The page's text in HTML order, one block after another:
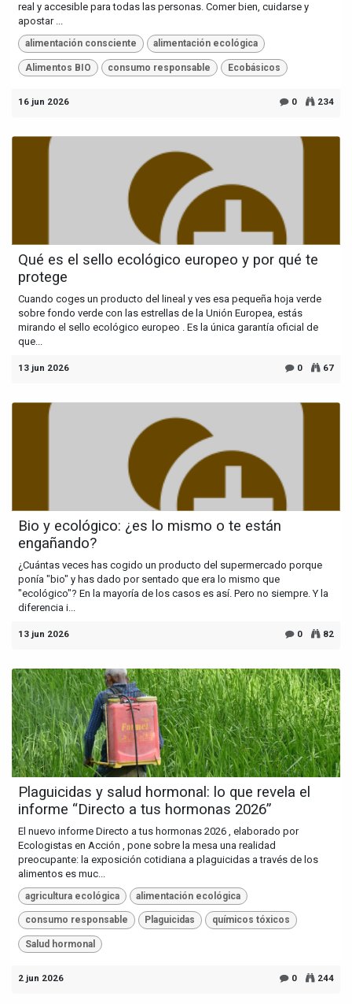
real y accesible para todas las personas. Comer bien, cuidarse y
apostar ...
alimentación consciente alimentación ecológica
Alimentos BIO consumo responsable Ecobásicos
16 jun 2026 0 234
Qué es el sello ecológico europeo y por qué te
protege
Cuando coges un producto del lineal y ves esa pequeña hoja verde
sobre fondo verde con las estrellas de la Unión Europea, estás
mirando el sello ecológico europeo . Es la única garantía oficial de
que...
13 jun 2026 0 67
Bio y ecológico: ¿es lo mismo o te están
engañando?
¿Cuántas veces has cogido un producto del supermercado porque
ponía "bio" y has dado por sentado que era lo mismo que
"ecológico"? En la mayoría de los casos es así. Pero no siempre. Y la
diferencia i...
13 jun 2026 0 82
Plaguicidas y salud hormonal: lo que revela el
informe “Directo a tus hormonas 2026”
El nuevo informe Directo a tus hormonas 2026 , elaborado por
Ecologistas en Acción , pone sobre la mesa una realidad
preocupante: la exposición cotidiana a plaguicidas a través de los
alimentos es muc...
agricultura ecológica alimentación ecológica
consumo responsable Plaguicidas químicos tóxicos
Salud hormonal
2 jun 2026 0 244